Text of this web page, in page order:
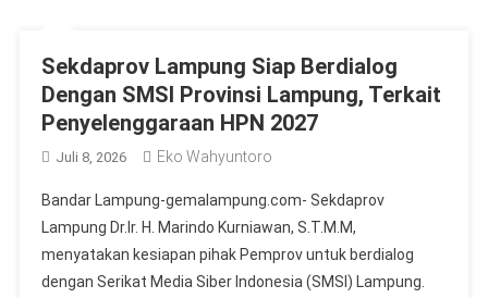
Sekdaprov Lampung Siap Berdialog
Dengan SMSI Provinsi Lampung, Terkait
Penyelenggaraan HPN 2027
Juli 8, 2026 Eko Wahyuntoro
Bandar Lampung-gemalampung.com- Sekdaprov
Lampung Dr.Ir. H. Marindo Kurniawan, S.T.M.M,
menyatakan kesiapan pihak Pemprov untuk berdialog
dengan Serikat Media Siber Indonesia (SMSI) Lampung.